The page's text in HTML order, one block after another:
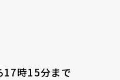
17時15分まで